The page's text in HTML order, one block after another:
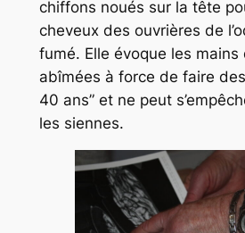
chiffons noués sur la tête
cheveux des ouvrières de
fumé. Elle évoque les mains
abîmées à force de faire
40 ans”et ne peut
les siennes.